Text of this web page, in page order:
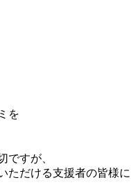
を
ですが、
ただける支援者の皆様に